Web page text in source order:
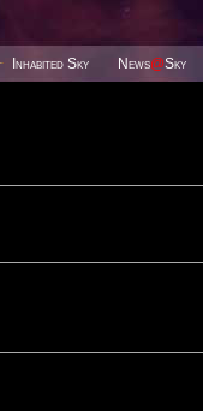
Inhabited Sky News@Sky